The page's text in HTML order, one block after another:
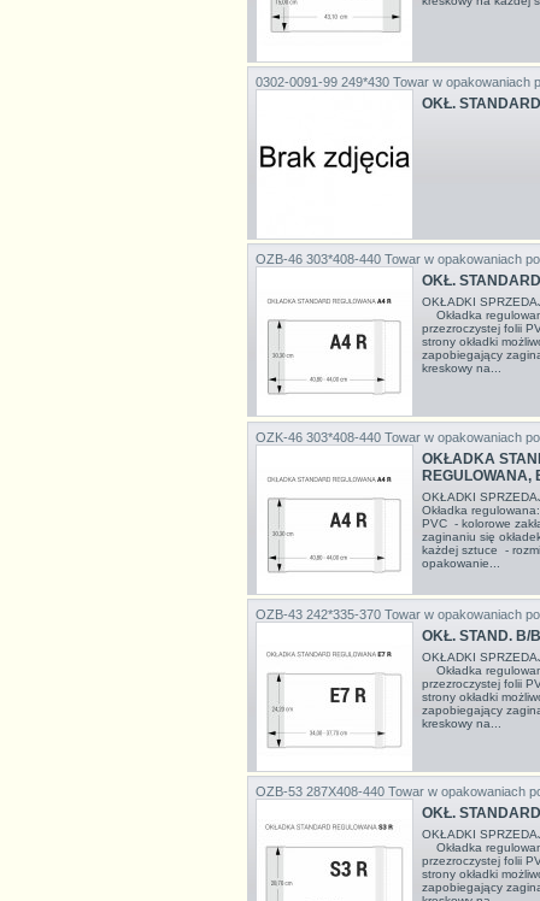
0302-0091-99 249*430 Towar w opakowaniach
OKŁ.
OZB-46 303*408-440 Towar w opakowaniach
OKŁ.
OKŁADKI
Okładka
przezroczystej folii
strony okładki
zapobiegający
kreskowy na...
OZK-46 303*408-440 Towar w opakowaniach
OKŁADKA
REGULOWANA,
OKŁADKI
Okładka
PVC - kolorowe
zaginaniu się
każdej sztuce -
opakowanie...
OZB-43 242*335-370 Towar w opakowaniach
OKŁ. STAND. B/
OKŁADKI
Okładka
przezroczystej folii
strony okładki
zapobiegający
kreskowy na...
OZB-53 287X408-440 Towar w opakowaniach
OKŁ.
OKŁADKI
Okładka
przezroczystej folii
strony okładki
zapobiegający